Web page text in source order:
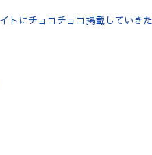
トにチョコチョコ掲載していき